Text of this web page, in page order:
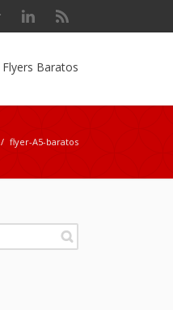
Flyers Baratos
/ flyer-A5-baratos